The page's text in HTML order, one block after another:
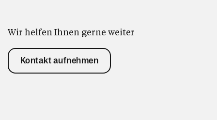
Wir helfen Ihnen gerne weiter
Kontakt aufnehmen